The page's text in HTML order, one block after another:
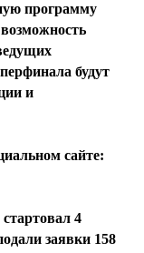
программу
будут
и
сайте:
4
заявки 158